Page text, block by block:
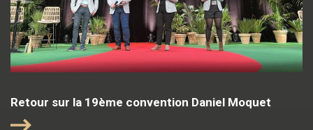
Retour sur la 19ème convention Daniel Moquet